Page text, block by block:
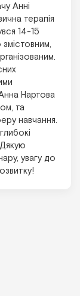
Анні
терапія
14-15
Нартова
та
навчання.
увагу до